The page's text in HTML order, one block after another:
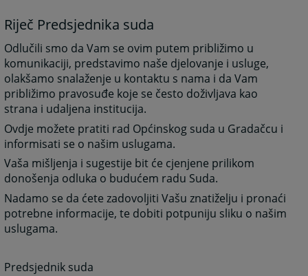
Riječ Predsjednika suda
Odlučili smo da Vam se ovim putem približimo u
komunikaciji, predstavimo naše djelovanje i usluge,
olakšamo snalaženje u kontaktu s nama i da Vam
približimo pravosuđe koje se često doživljava kao
strana i udaljena institucija.
Ovdje možete pratiti rad Općinskog suda u Gradačcu i
informisati se o našim uslugama.
Vaša mišljenja i sugestije bit će cjenjene prilikom
donošenja odluka o budućem radu Suda.
Nadamo se da ćete zadovoljiti Vašu znatiželju i pronaći
potrebne informacije, te dobiti potpuniju sliku o našim
uslugama.
Predsjednik suda